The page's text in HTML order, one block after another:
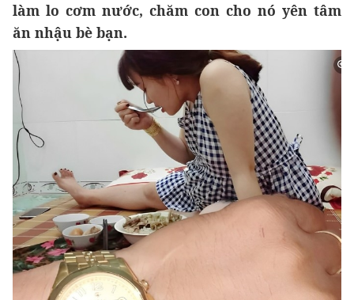
làm lo cơm nước, chăm con cho nó yên tâm
ăn nhậu bè bạn.